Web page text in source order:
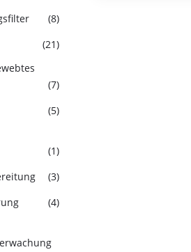
(8)
(21)
(7)
(5)
(1)
(3)
(4)